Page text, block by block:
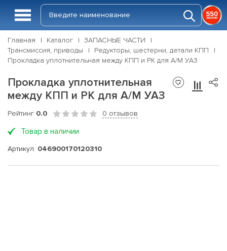
Главная Каталог
ЗАПАСНЫЕ ЧАСТИ
Трансмиссия, приводы
Редукторы, шестерни, детали КПП
Прокладка уплотнительная между КПП и РК для А/М УАЗ
Прокладка уплотнительная
между КПП и РК для А/М УАЗ
Рейтинг 0.0 0 отзывов
Товар в наличии
Артикул: 046900170120310